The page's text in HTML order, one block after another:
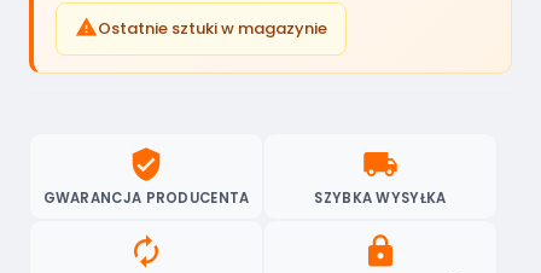
Ostatnie sztuki w magazynie
verified_user
GWARANCJA PRODUCENTA
local_shipping
SZYBKA WYSYŁKA
autorenew lock